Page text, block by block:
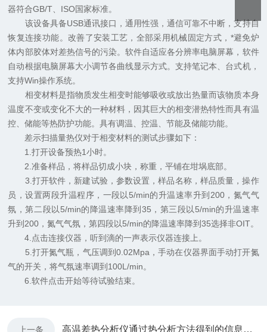
器符合GB/T、ISO国家标准。
该设备具备USB通讯接口，通用性强，通信可靠不中断，支持自
恢复连接功能。改善了安装工艺，全部采用机械固定方式，*避免炉
体内部胶体对差热信号的污染。软件自适应各分辨率电脑屏幕，软件
自动根据电脑屏幕大小调节各曲线显示方式。支持笔记本、台式机，
支持Win操作系统。
相变材料是指物质发生相变时能够吸收或放出热量而该物质本身
温度不变或变化不大的一种材料，因其巨大的相变潜热特性而具有温
控、储能等热防护功能。具有调温、控温、节能及储能功能。
差示扫描量热仪对于相变材料的测试步骤如下：
1.打开设备预热1小时。
2.准备样品，将样品切成小块，称重，平铺在坩埚底部。
3.打开软件，新建试验，参数设置，样品名称，样品质量，操作
员，设置两段升温程序，一段以5/min的升温速率升到200，氮气气
氛，第二段以5/min的降温速率降到35，第三段以5/min的升温速率
升到200，氮气气氛，第四段以5/min的降温速率降到35选择非OIT。
4.点击连接仪器，听到滴的一声表示仪器连接上。
5.打开氮气瓶，气压调到0.02Mpa，手动在仪器界面手动打开氮
气的开关，将气氛速率调到100L/min。
6.软件点击开始等待试验结束。
上一条 高温差热分析仪通过热分析方法得到的信息是以数字形式的定量结果